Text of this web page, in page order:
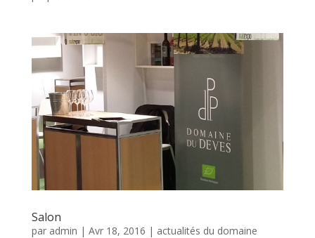
Salon
par admin | Avr 18, 2016 | actualités du domaine